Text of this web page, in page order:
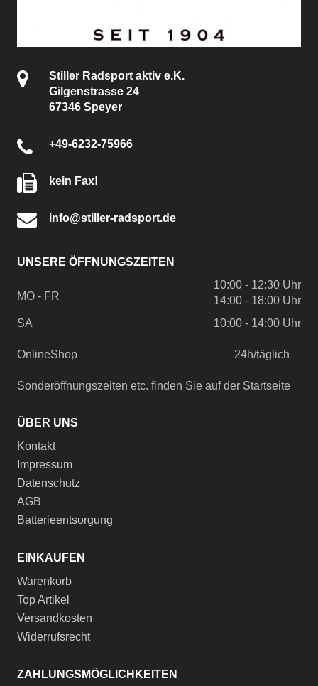
Stiller Radsport aktiv e.K.
Gilgenstrasse 24
67346 Speyer
+49-6232-75966
kein Fax!
info@stiller-radsport.de
UNSERE ÖFFNUNGSZEITEN
MO - FR
10:00 - 12:30 Uhr
14:00 - 18:00 Uhr
SA
10:00 - 14:00 Uhr
OnlineShop 24h/täglich
Sonderöffnungszeiten etc. finden Sie auf der Startseite
ÜBER UNS
Kontakt
Impressum
Datenschutz
AGB
Batterieentsorgung
EINKAUFEN
Warenkorb
Top Artikel
Versandkosten
Widerrufsrecht
ZAHLUNGSMÖGLICHKEITEN